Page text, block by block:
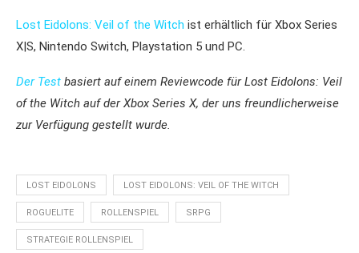
Lost Eidolons: Veil of the Witch ist erhältlich für Xbox Series
X|S, Nintendo Switch, Playstation 5 und PC.
Der Test basiert auf einem Reviewcode für Lost Eidolons: Veil
of the Witch auf der Xbox Series X, der uns freundlicherweise
zur Verfügung gestellt wurde.
LOST EIDOLONS LOST EIDOLONS: VEIL OF THE WITCH
ROGUELITE ROLLENSPIEL SRPG
STRATEGIE ROLLENSPIEL